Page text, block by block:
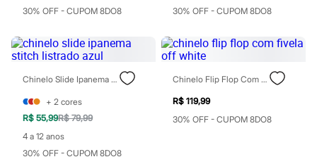
Óculos
Calçados
Botas
Sapatos
Tênis
Moda esportiva
Acessórios
Bermudas
Camisetas
30% OFF - CUPOM 8DO8
30% OFF - CUPOM 8DO8
Chinelo Slide Ipanema Stitch Listrado Azul
+ 2 cores
R$ 55,99R$ 79,99
4 a 12 anos
30% OFF - CUPOM 8DO8
Chinelo Flip Flop Com Fivela Off White
R$ 119,99
30% OFF - CUPOM 8DO8